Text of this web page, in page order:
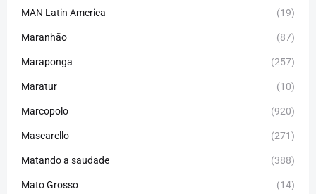
MAN Latin America (19)
Maranhão (87)
Maraponga (257)
Maratur (10)
Marcopolo (920)
Mascarello (271)
Matando a saudade (388)
Mato Grosso (14)